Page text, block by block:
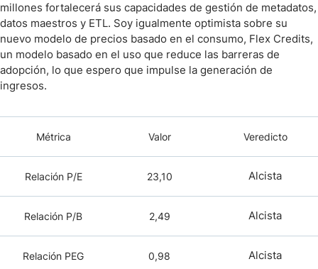
millones fortalecerá sus capacidades de gestión de metadatos,
datos maestros y ETL. Soy igualmente optimista sobre su
nuevo modelo de precios basado en el consumo, Flex Credits,
un modelo basado en el uso que reduce las barreras de
adopción, lo que espero que impulse la generación de
ingresos.
Métrica Valor Veredicto
Relación P/E 23,10 Alcista
Relación P/B 2,49 Alcista
Relación PEG 0,98 Alcista